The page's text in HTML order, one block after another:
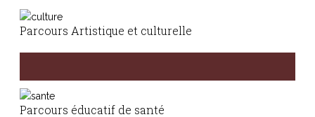
Parcours Artistique et culturelle
Le parcours d’éducation artistique et culturelle a pour ambition de
favoriser l’égal accès de tous les élèves à l’art à travers l’acquisition
Parcours éducatif de santé